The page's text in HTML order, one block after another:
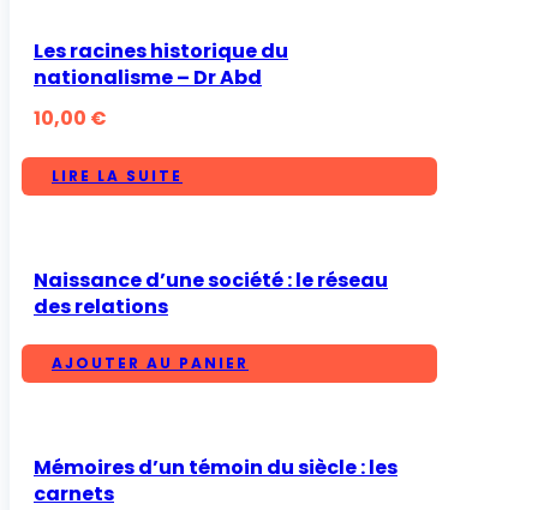
Les racines historique du
nationalisme – Dr Abd
10,00 €
LIRE LA SUITE
Naissance d’une société : le réseau
des relations
AJOUTER AU PANIER
Mémoires d’un témoin du siècle : les
carnets